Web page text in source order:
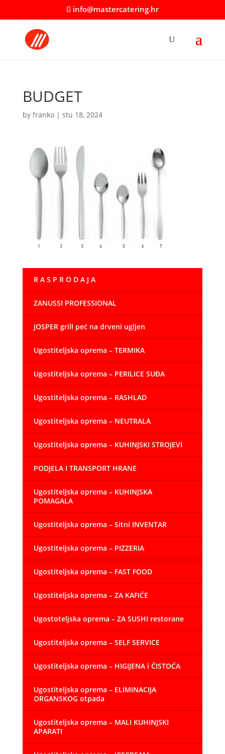
info@mastercatering.hr
BUDGET
by franko| stu 18, 2024
R A S P R O D A J A
ZANUSSI PROFESSIONAL
JOSPER grill peć na drveni ugljen
Ugostiteljska oprema – TERMIKA
Ugostiteljska oprema – PERILICE SUĐA
Ugostiteljska oprema – RASHLAD
Ugostiteljska oprema – NEUTRALA
Ugostiteljska oprema – KUHINJSKI STROJEVI
PODJELA I TRANSPORT HRANE
Ugostiteljska oprema – KUHINJSKA
POMAGALA
Ugostiteljska oprema – Sitni INVENTAR
Ugostiteljska oprema – PIZZERIA
Ugostiteljska oprema – FAST FOOD
Ugostiteljska oprema – ZA KAFIĆE
Ugostoteljska oprema – ZA SUSHI restorane
Ugostiteljska oprema – SELF SERVICE
Ugostiteljska oprema – HIGIJENA i ČISTOĆA
Ugostiteljska oprema – ELIMINACIJA
ORGANSKOG otpada
Ugostiteljska oprema – MALI KUHINJSKI
APARATI